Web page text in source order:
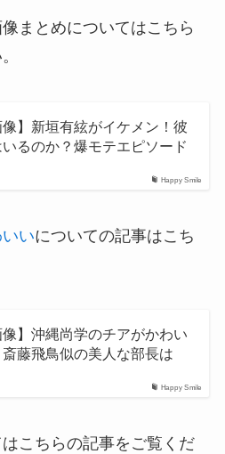
像まとめについてはこちら
Happy Smile
像】新垣有絃がイケメン！彼
るのか？爆モテエピソード
いについての記事はこち
Happy Smile
像】沖縄尚学のチアがかわい
斎藤飛鳥似の美人な部長は
こちらの記事をご覧くだ